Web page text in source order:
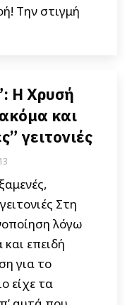
Την στιγμή
Η Χρυσή
και
γειτονιές
Στη
λόγω
επειδή
για το
είχε τα